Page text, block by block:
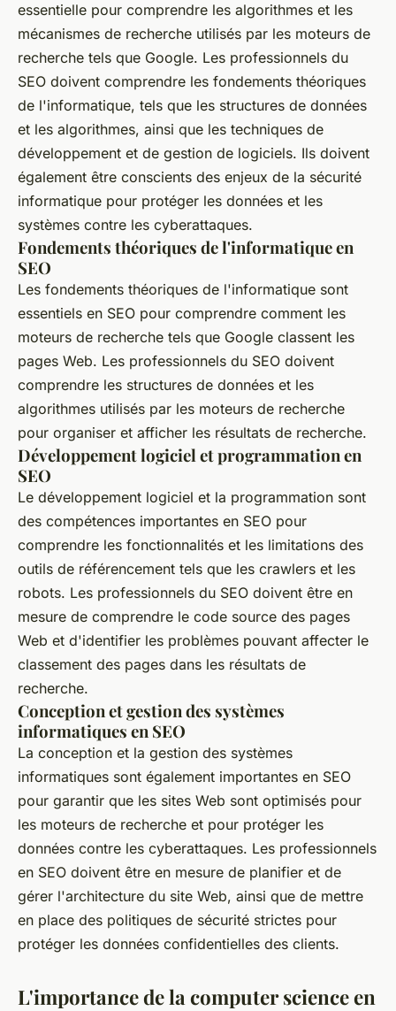
essentielle pour comprendre les algorithmes et les
mécanismes de recherche utilisés par les moteurs de
recherche tels que Google. Les professionnels du
SEO doivent comprendre les fondements théoriques
de l'informatique, tels que les structures de données
et les algorithmes, ainsi que les techniques de
développement et de gestion de logiciels. Ils doivent
également être conscients des enjeux de la sécurité
informatique pour protéger les données et les
systèmes contre les cyberattaques.
Fondements théoriques de l'informatique en
SEO
Les fondements théoriques de l'informatique sont
essentiels en SEO pour comprendre comment les
moteurs de recherche tels que Google classent les
pages Web. Les professionnels du SEO doivent
comprendre les structures de données et les
algorithmes utilisés par les moteurs de recherche
pour organiser et afficher les résultats de recherche.
Développement logiciel et programmation en
SEO
Le développement logiciel et la programmation sont
des compétences importantes en SEO pour
comprendre les fonctionnalités et les limitations des
outils de référencement tels que les crawlers et les
robots. Les professionnels du SEO doivent être en
mesure de comprendre le code source des pages
Web et d'identifier les problèmes pouvant affecter le
classement des pages dans les résultats de
recherche.
Conception et gestion des systèmes
informatiques en SEO
La conception et la gestion des systèmes
informatiques sont également importantes en SEO
pour garantir que les sites Web sont optimisés pour
les moteurs de recherche et pour protéger les
données contre les cyberattaques. Les professionnels
en SEO doivent être en mesure de planifier et de
gérer l'architecture du site Web, ainsi que de mettre
en place des politiques de sécurité strictes pour
protéger les données confidentielles des clients.
L'importance de la computer science en